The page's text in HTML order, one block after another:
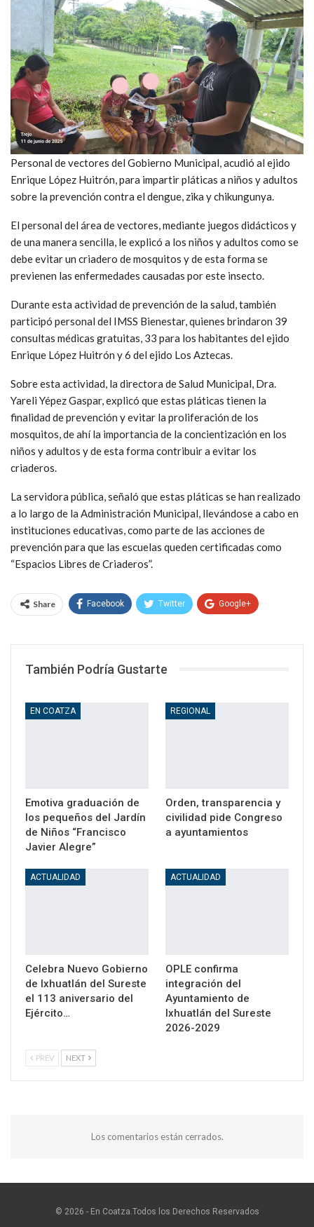
Personal de vectores del Gobierno Municipal, acudió al ejido
Enrique López Huitrón, para impartir pláticas a niños y adultos
sobre la prevención contra el dengue, zika y chikungunya.
El personal del área de vectores, mediante juegos didácticos y
de una manera sencilla, le explicó a los niños y adultos como se
debe evitar un criadero de mosquitos y de esta forma se
previenen las enfermedades causadas por este insecto.
Durante esta actividad de prevención de la salud, también
participó personal del IMSS Bienestar, quienes brindaron 39
consultas médicas gratuitas, 33 para los habitantes del ejido
Enrique López Huitrón y 6 del ejido Los Aztecas.
Sobre esta actividad, la directora de Salud Municipal, Dra.
Yareli Yépez Gaspar, explicó que estas pláticas tienen la
finalidad de prevención y evitar la proliferación de los
mosquitos, de ahí la importancia de la concientización en los
niños y adultos y de esta forma contribuir a evitar los
criaderos.
La servidora pública, señaló que estas pláticas se han realizado
a lo largo de la Administración Municipal, llevándose a cabo en
instituciones educativas, como parte de las acciones de
prevención para que las escuelas queden certificadas como
“Espacios Libres de Criaderos”.
Share Facebook Twitter Google+
También Podría Gustarte
EN COATZA
Emotiva graduación de
los pequeños del Jardín
de Niños “Francisco
Javier Alegre”
REGIONAL
Orden, transparencia y
civilidad pide Congreso
a ayuntamientos
ACTUALIDAD
Celebra Nuevo Gobierno
de Ixhuatlán del Sureste
el 113 aniversario del
Ejército…
ACTUALIDAD
OPLE confirma
integración del
Ayuntamiento de
Ixhuatlán del Sureste
2026-2029
PREV NEXT
Los comentarios están cerrados.
© 2026 - En Coatza.Todos los Derechos Reservados